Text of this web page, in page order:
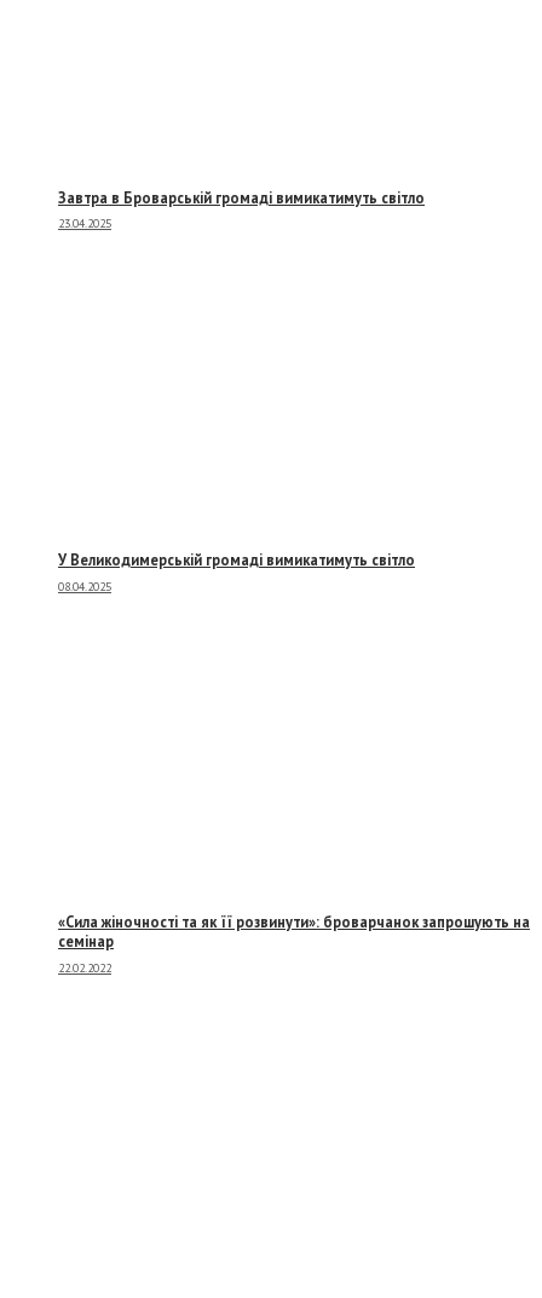
Завтра в Броварській громаді вимикатимуть світло
23.04.2025
У Великодимерській громаді вимикатимуть світло
08.04.2025
«Сила жіночності та як її розвинути»: броварчанок запрошують на
семінар
22.02.2022